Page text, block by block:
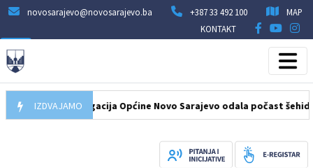
novosarajevo@novosarajevo.ba +387 33 492 100
MAP
KONTAKT
IZDVAJAMO
Delegacija Općine Novo Sarajevo odala počast šehidima i